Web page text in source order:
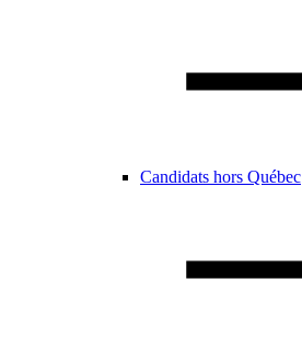
Candidats hors Québec